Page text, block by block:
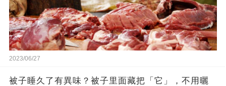
2023/06/27
被子睡久了有異味？被子里面藏把「它」，不用曬